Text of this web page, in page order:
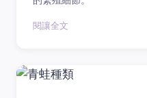
閱讓全文